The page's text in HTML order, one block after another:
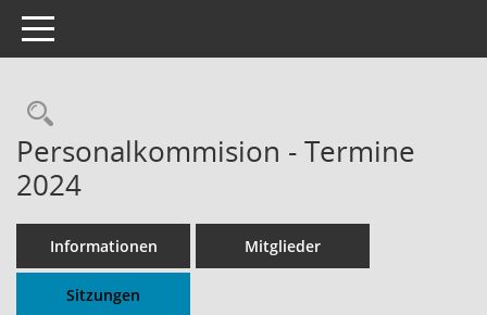
Toggle navigation
Rechercheauswahl
Personalkommision - Termine
2024
Informationen Mitglieder
Sitzungen